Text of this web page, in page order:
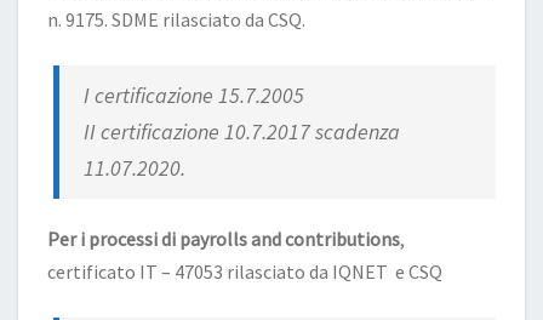
n. 9175. SDME rilasciato da CSQ.
I certificazione 15.7.2005
II certificazione 10.7.2017 scadenza
11.07.2020.
Per i processi di payrolls and contributions,
certificato IT – 47053 rilasciato da IQNET e CSQ